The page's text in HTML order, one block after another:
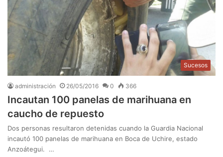
Sucesos
administración 26/05/2016 0 366
Incautan 100 panelas de marihuana en
caucho de repuesto
Dos personas resultaron detenidas cuando la Guardia Nacional
incautó 100 panelas de marihuana en Boca de Uchire, estado
Anzoátegui. …